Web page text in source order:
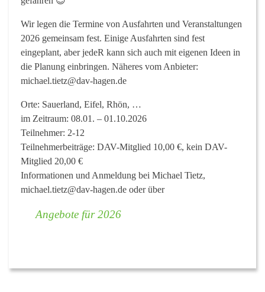
Wir legen die Termine von Ausfahrten und Veranstaltungen
2026 gemeinsam fest. Einige Ausfahrten sind fest
eingeplant, aber jedeR kann sich auch mit eigenen Ideen in
die Planung einbringen. Näheres vom Anbieter:
michael.tietz@dav-hagen.de
Orte: Sauerland, Eifel, Rhön, …
im Zeitraum: 08.01. – 01.10.2026
Teilnehmer: 2-12
Teilnehmerbeiträge: DAV-Mitglied 10,00 €, kein DAV-
Mitglied 20,00 €
Informationen und Anmeldung bei Michael Tietz,
michael.tietz@dav-hagen.de oder über
Angebote für 2026